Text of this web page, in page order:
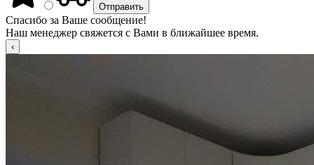
Спасибо за Ваше сообщение!
Наш менеджер свяжется с Вами в ближайшее время.